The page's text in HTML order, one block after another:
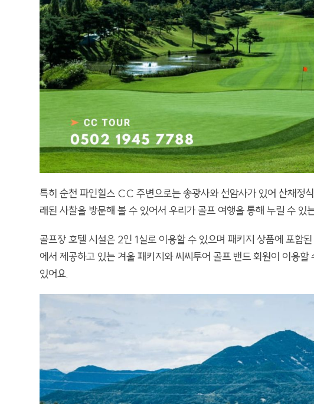
특히 순천 파인힐스 CC 주변으로는 송광사와 선암사가 있어 산채정
래된 사찰을 방문해 볼 수 있어서 우리가 골프 여행을 통해 누릴 수 있
골프장 호텔 시설은 2인 1실로 이용할 수 있으며 패키지 상품에 포함
에서 제공하고 있는 겨울 패키지와 씨씨투어 골프 밴드 회원이 이용
있어요.